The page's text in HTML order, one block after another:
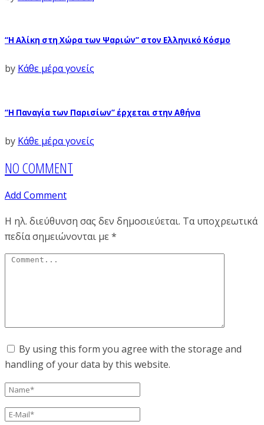
“Η Αλίκη στη Χώρα των Ψαριών” στον Ελληνικό Κόσμο
by Κάθε μέρα γονείς
“Η Παναγία των Παρισίων” έρχεται στην Αθήνα
by Κάθε μέρα γονείς
NO COMMENT
Add Comment
Η ηλ. διεύθυνση σας δεν δημοσιεύεται. Τα υποχρεωτικά
πεδία σημειώνονται με*
By using this form you agree with the storage and
handling of your data by this website.